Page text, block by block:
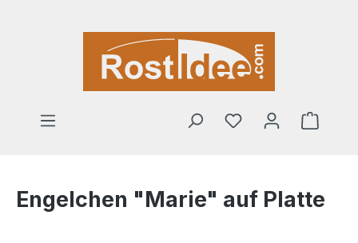
Engelchen "Marie" auf Platte